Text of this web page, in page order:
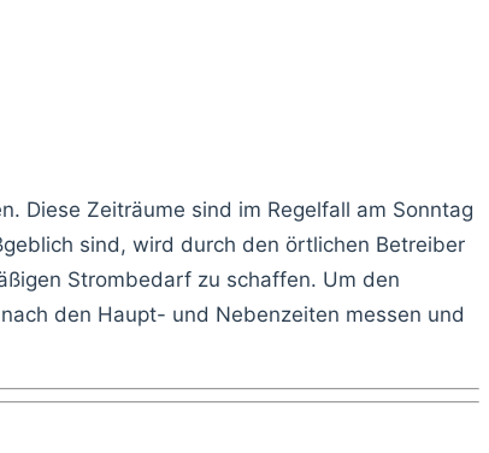
Diese Zeiträume sind im Regelfall am Sonntag
sind, wird durch den örtlichen Betreiber
Strombedarf zu schaffen. Um den
den Haupt- und Nebenzeiten messen und